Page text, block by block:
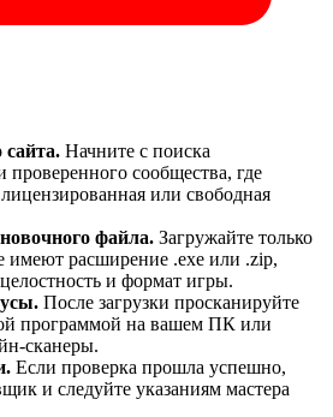
сайта. Начните с поиска
сообщества, где
лицензированная или свободная
файла. Загружайте только
имеют расширение .exe или .zip,
и формат игры.
После загрузки просканируйте
программой на вашем ПК или
сканеры.
Если проверка прошла успешно,
и следуйте указаниям мастера